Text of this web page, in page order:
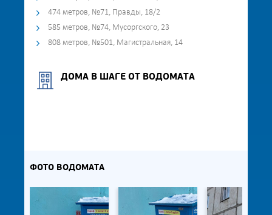
474 метров, №71, Правды, 18/2
585 метров, №74, Мусоргского, 23
808 метров, №501, Магистральная, 14
ДОМА В ШАГЕ ОТ ВОДОМАТА
ФОТО ВОДОМАТА